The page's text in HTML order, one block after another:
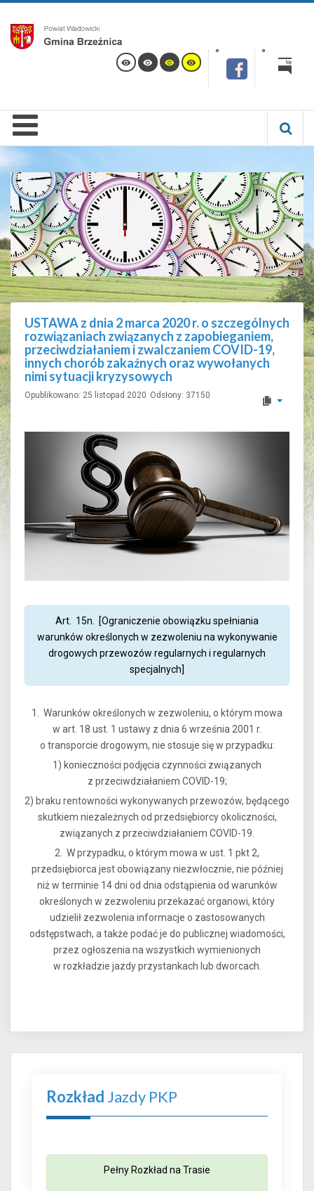
USTAWA z dnia 2 marca 2020 r. o szczególnych
rozwiązaniach związanych z zapobieganiem,
przeciwdziałaniem i zwalczaniem COVID-19,
innych chorób zakaźnych oraz wywołanych
nimi sytuacji kryzysowych
Opublikowano: 25 listopad 2020 Odsłony: 37150
Art. 15n. [Ograniczenie obowiązku spełniania
warunków określonych w zezwoleniu na wykonywanie
drogowych przewozów regularnych i regularnych
specjalnych]
1. Warunków określonych w zezwoleniu, o którym mowa
w art. 18 ust. 1 ustawy z dnia 6 września 2001 r.
o transporcie drogowym, nie stosuje się w przypadku:
1) konieczności podjęcia czynności związanych
z przeciwdziałaniem COVID-19;
2) braku rentowności wykonywanych przewozów, będącego
skutkiem niezależnych od przedsiębiorcy okoliczności,
związanych z przeciwdziałaniem COVID-19.
2. W przypadku, o którym mowa w ust. 1 pkt 2,
przedsiębiorca jest obowiązany niezwłocznie, nie później
niż w terminie 14 dni od dnia odstąpienia od warunków
określonych w zezwoleniu przekazać organowi, który
udzielił zezwolenia informacje o zastosowanych
odstępstwach, a także podać je do publicznej wiadomości,
przez ogłoszenia na wszystkich wymienionych
w rozkładzie jazdy przystankach lub dworcach.
Rozkład Jazdy PKP
Pełny Rozkład na Trasie